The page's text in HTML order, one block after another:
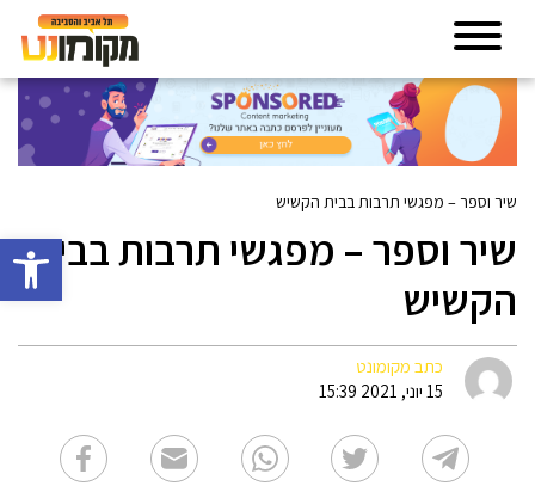
פתח
שיר וספר – מפגשי תרבות בבית הקשיש
שיר וספר – מפגשי תרבות בבית
הקשיש
כתב מקומונט
15 יוני, 2021 15:39